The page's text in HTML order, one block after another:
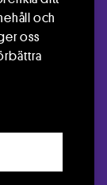
och
oss